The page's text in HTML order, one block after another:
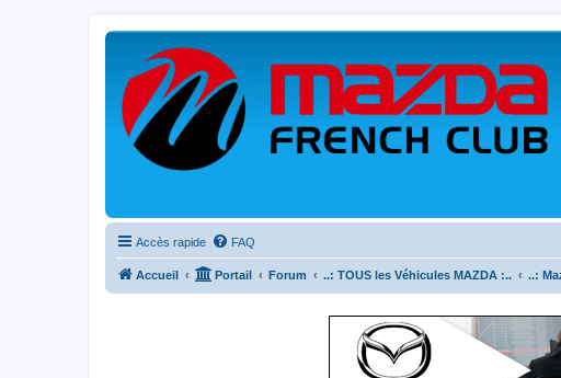
Accès rapide FAQ
Accueil Portail Forum ..: TOUS les Véhicules MAZDA :.. ..: